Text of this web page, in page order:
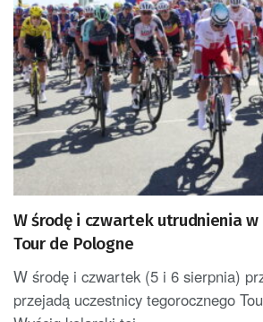
W środę i czwartek utrudnienia w
Tour de Pologne
W środę i czwartek (5 i 6 sierpnia)
przejadą uczestnicy tegorocznego